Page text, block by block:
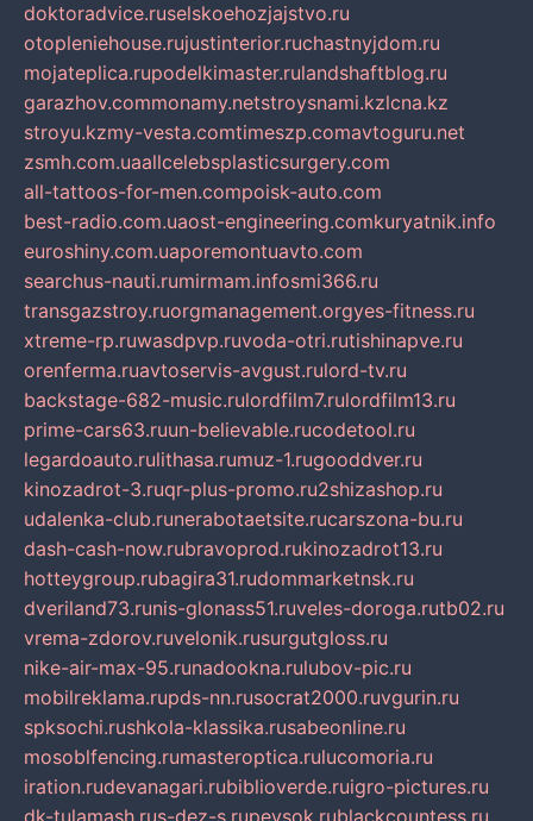
doktoradvice.ruselskoehozjajstvo.ru
otopleniehouse.rujustinterior.ruchastnyjdom.ru
mojateplica.rupodelkimaster.rulandshaftblog.ru
garazhov.commonamy.netstroysnami.kzlcna.kz
stroyu.kzmy-vesta.comtimeszp.comavtoguru.net
zsmh.com.uaallcelebsplasticsurgery.com
all-tattoos-for-men.compoisk-auto.com
best-radio.com.uaost-engineering.comkuryatnik.info
euroshiny.com.uaporemontuavto.com
searchus-nauti.rumirmam.infosmi366.ru
transgazstroy.ruorgmanagement.orgyes-fitness.ru
xtreme-rp.ruwasdpvp.ruvoda-otri.rutishinapve.ru
orenferma.ruavtoservis-avgust.rulord-tv.ru
backstage-682-music.rulordfilm7.rulordfilm13.ru
prime-cars63.ruun-believable.rucodetool.ru
legardoauto.rulithasa.rumuz-1.rugooddver.ru
kinozadrot-3.ruqr-plus-promo.ru2shizashop.ru
udalenka-club.runerabotaetsite.rucarszona-bu.ru
dash-cash-now.rubravoprod.rukinozadrot13.ru
hotteygroup.rubagira31.rudommarketnsk.ru
dveriland73.runis-glonass51.ruveles-doroga.rutb02.ru
vrema-zdorov.ruvelonik.rusurgutgloss.ru
nike-air-max-95.runadookna.rulubov-pic.ru
mobilreklama.rupds-nn.rusocrat2000.ruvgurin.ru
spksochi.rushkola-klassika.rusabeonline.ru
mosoblfencing.rumasteroptica.rulucomoria.ru
iration.rudevanagari.rubiblioverde.ruigro-pictures.ru
dk-tulamash.rus-dez-s.rupeysok.rublackcountess.ru